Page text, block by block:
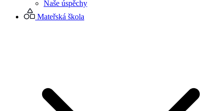
Naše úspěchy
Mateřská škola